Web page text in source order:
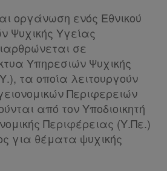
οργάνωση ενός Εθνικού
Ψυχικής Υγείας
σε
Υπηρεσιών Ψυχικής
τα οποία λειτουργούν
Περιφερειών
από τον Υποδιοικητή
Περιφέρειας (Υ.Πε.)
για θέματα ψυχικής